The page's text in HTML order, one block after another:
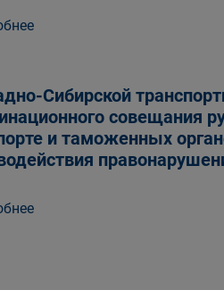
Сибирской
совещания
и таможенных